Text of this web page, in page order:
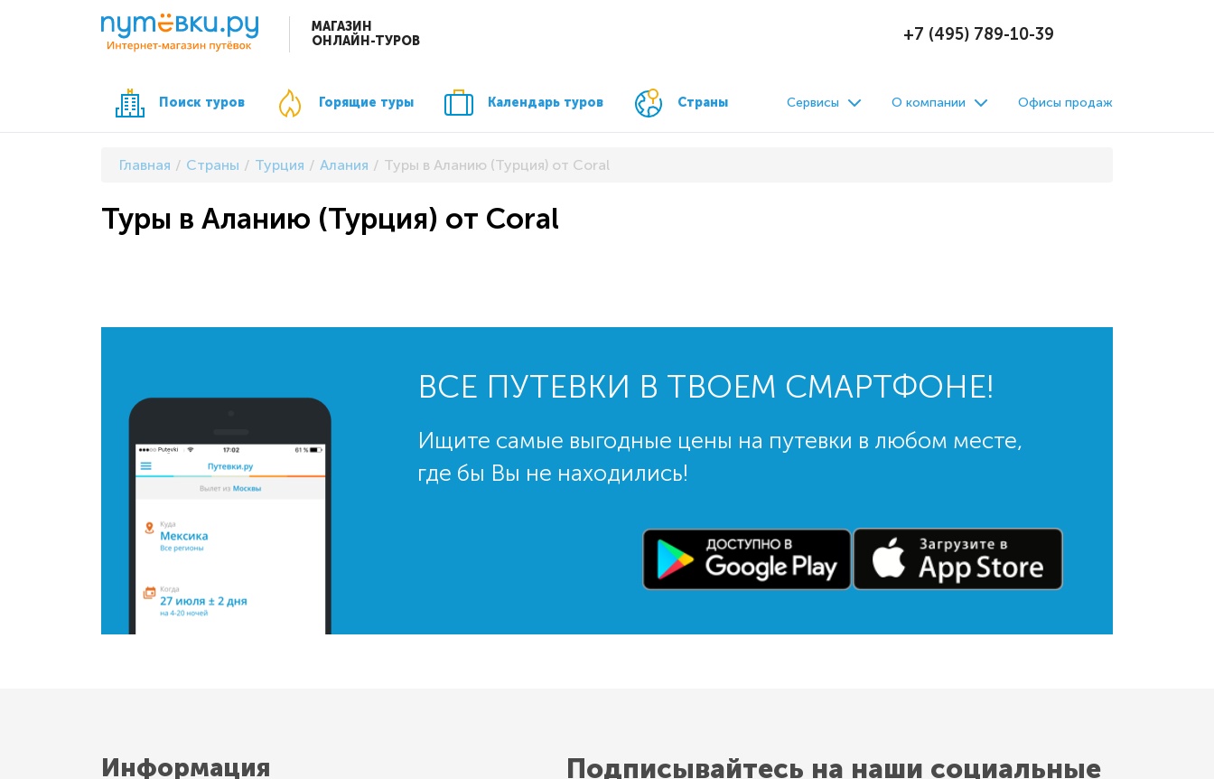
МАГАЗИН
ОНЛАЙН-ТУРОВ
+7 (495) 789-10-39
Поиск туров Горящие туры Календарь туров Страны Сервисы О компании Офисы продаж
Главная Страны Турция Алания Туры в Аланию (Турция) от Coral
Туры в Аланию (Турция) от Coral
ВСЕ ПУТЕВКИ В ТВОЕМ СМАРТФОНЕ!
Ищите самые выгодные цены на путевки в любом месте,
где бы Вы не находились!
Информация
Подписывайтесь на наши социальные